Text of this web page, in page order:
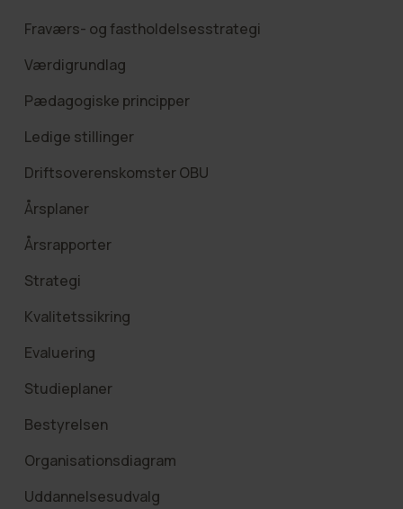
Fraværs- og fastholdelsesstrategi
Værdigrundlag
Pædagogiske principper
Ledige stillinger
Driftsoverenskomster OBU
Årsplaner
Årsrapporter
Strategi
Kvalitetssikring
Evaluering
Studieplaner
Bestyrelsen
Organisationsdiagram
Uddannelsesudvalg